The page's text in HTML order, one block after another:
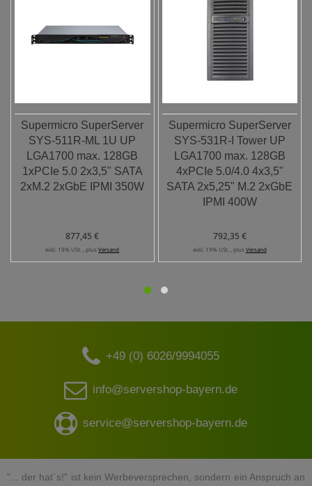
Supermicro SuperServer
SYS-511R-ML 1U UP
LGA1700 max. 128GB
1xPCIe 5.0 2x3,5" SATA
2xM.2 2xGbE IPMI 350W
877,45 €
exkl. 19% USt. , plusVersand
Supermicro SuperServer
SYS-531R-I Tower UP
LGA1700 max. 128GB
4xPCIe 5.0/4.0 4x3,5"
SATA 2x5,25" M.2 2xGbE
IPMI 400W
792,35 €
exkl. 19% USt. , plus Versand
+49 (0) 6026/9994055
info@servershop-bayern.de
service@servershop-bayern.de
"... der hat`s!" ist kein Werbeversprechen, sondern ein Anspruch an